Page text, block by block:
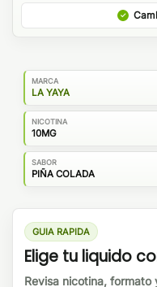
MARCA
LA YAYA
NICOTINA
10MG
SABOR
PIÑA COLADA
GUIA RAPIDA
Elige tu liquido
Revisa nicotina,